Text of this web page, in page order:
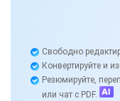
Свободно
Конвертируйте и
Резюмируйте,
или чат с PDF.